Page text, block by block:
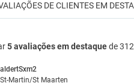
DE CLIENTES EM
5 avaliações em destaquede
aldertSxm2
St-Martin/St Maarten